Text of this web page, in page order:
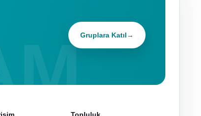
Gruplara Katıl→